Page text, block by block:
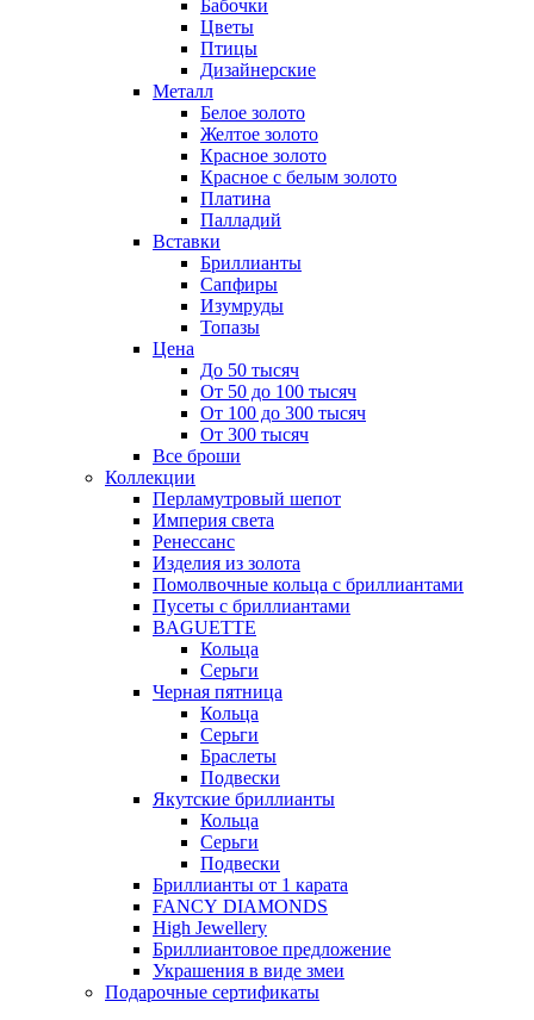
Бабочки
Цветы
Птицы
Дизайнерские
Металл
Белое золото
Желтое золото
Красное золото
Красное с белым золото
Платина
Палладий
Вставки
Бриллианты
Сапфиры
Изумруды
Топазы
Цена
До 50 тысяч
От 50 до 100 тысяч
От 100 до 300 тысяч
От 300 тысяч
Все броши
Коллекции
Перламутровый шепот
Империя света
Ренессанс
Изделия из золота
Помолвочные кольца с бриллиантами
Пусеты с бриллиантами
BAGUETTE
Кольца
Серьги
Черная пятница
Кольца
Серьги
Браслеты
Подвески
Якутские бриллианты
Кольца
Серьги
Подвески
Бриллианты от 1 карата
FANCY DIAMONDS
High Jewellery
Бриллиантовое предложение
Украшения в виде змеи
Подарочные сертификаты